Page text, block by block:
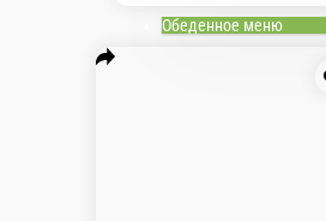
Обеденное меню